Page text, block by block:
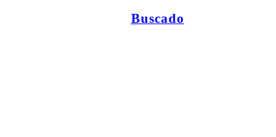
Buscado